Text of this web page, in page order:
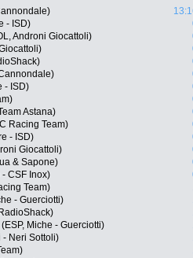
- ISD)
Androni Giocattoli)
- ISD)
Astana)
Racing Team)
- ISD)
Giocattoli)
& Sapone)
CSF Inox)
Team)
- Guerciotti)
Miche - Guerciotti)
- Neri Sottoli)